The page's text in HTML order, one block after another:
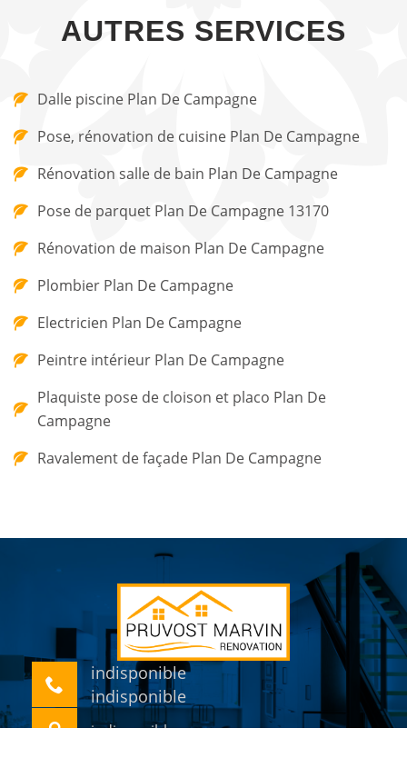
AUTRES SERVICES
Dalle piscine Plan De Campagne
Pose, rénovation de cuisine Plan De Campagne
Rénovation salle de bain Plan De Campagne
Pose de parquet Plan De Campagne 13170
Rénovation de maison Plan De Campagne
Plombier Plan De Campagne
Electricien Plan De Campagne
Peintre intérieur Plan De Campagne
Plaquiste pose de cloison et placo Plan De
Campagne
Ravalement de façade Plan De Campagne
indisponible
indisponible
indisponible